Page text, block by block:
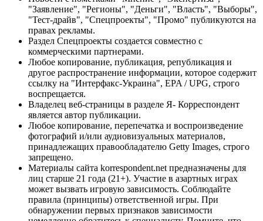
"Заявление", "Регионы", "Деньги", "Власть", "Выборы",
"Тест-драйв", "Спецпроекты", "Промо" публикуются на
правах рекламы.
Раздел Спецпроекты создается совместно с
коммерческими партнерами.
Любое копирование, публикация, републикация и
другое распространение информации, которое содержит
ссылку на "Интерфакс-Украина", EPA / UPG, строго
воспрещается.
Владелец веб-страницы в разделе Я- Корреспондент
является автор публикации.
Любое копирование, перепечатка и воспроизведение
фотографий и/или аудиовизуальных материалов,
принадлежащих правообладателю Getty Images, строго
запрещено.
Материалы сайта korrespondent.net предназначены для
лиц старше 21 года (21+). Участие в азартных играх
может вызвать игровую зависимость. Соблюдайте
правила (принципы) ответственной игры. При
обнаружении первых признаков зависимости